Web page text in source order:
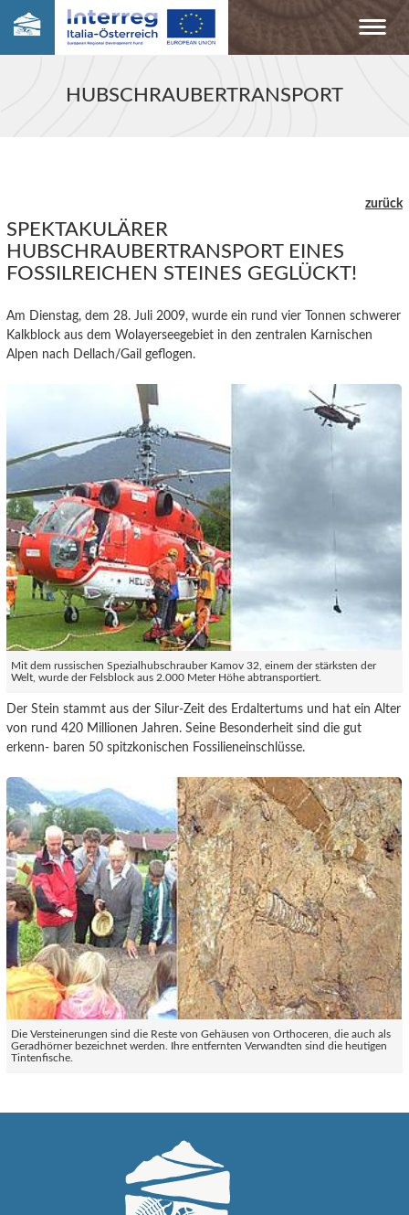
HUBSCHRAUBERTRANSPORT
zurück
SPEKTAKULÄRER
HUBSCHRAUBERTRANSPORT EINES
FOSSILREICHEN STEINES GEGLÜCKT!
Am Dienstag, dem 28. Juli 2009, wurde ein rund vier Tonnen schwerer
Kalkblock aus dem Wolayerseegebiet in den zentralen Karnischen
Alpen nach Dellach/Gail geflogen.
Mit dem russischen Spezialhubschrauber Kamov 32, einem der stärksten der
Welt, wurde der Felsblock aus 2.000 Meter Höhe abtransportiert.
Der Stein stammt aus der Silur-Zeit des Erdaltertums und hat ein Alter
von rund 420 Millionen Jahren. Seine Besonderheit sind die gut
erkenn- baren 50 spitzkonischen Fossilieneinschlüsse.
Die Versteinerungen sind die Reste von Gehäusen von Orthoceren, die auch als
Geradhörner bezeichnet werden. Ihre entfernten Verwandten sind die heutigen
Tintenfische.